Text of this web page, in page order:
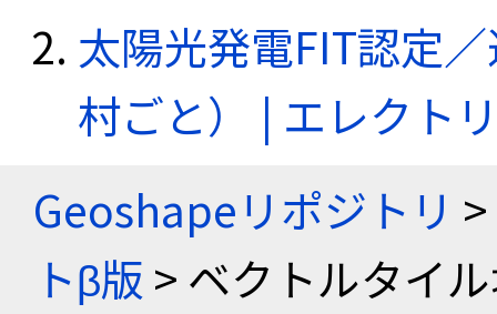
太陽光発電FIT認定
村ごと） | エレクト
Geoshapeリポジトリ >
トβ版 > ベクトルタイ